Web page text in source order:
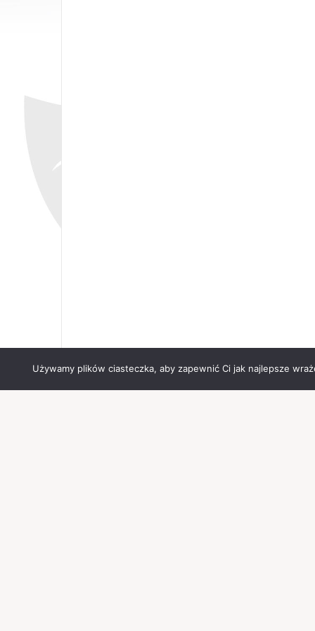
Używamy plików ciasteczka, aby zapewnić Ci jak najlepsze